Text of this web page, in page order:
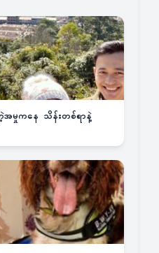
အမှုကနေ သိန်းတစ်ရာနဲ့